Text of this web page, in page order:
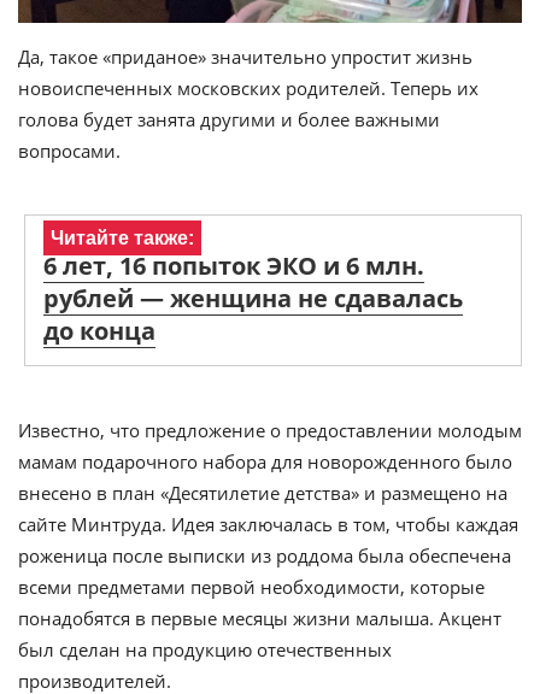
Да, такое «приданое» значительно упростит жизнь
новоиспеченных московских родителей. Теперь их
голова будет занята другими и более важными
вопросами.
Читайте также:
6 лет, 16 попыток ЭКО и 6 млн.
рублей — женщина не сдавалась
до конца
Известно, что предложение о предоставлении молодым
мамам подарочного набора для новорожденного было
внесено в план «Десятилетие детства» и размещено на
сайте Минтруда. Идея заключалась в том, чтобы каждая
роженица после выписки из роддома была обеспечена
всеми предметами первой необходимости, которые
понадобятся в первые месяцы жизни малыша. Акцент
был сделан на продукцию отечественных
производителей.